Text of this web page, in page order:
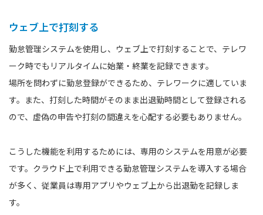
ウェブ上で打刻する
勤怠管理システムを使用し、ウェブ上で打刻することで、テレワ
ーク時でもリアルタイムに始業・終業を記録できます。
場所を問わずに勤怠登録ができるため、テレワークに適していま
す。また、打刻した時間がそのまま出退勤時間として登録される
ので、虚偽の申告や打刻の間違えを心配する必要もありません。
こうした機能を利用するためには、専用のシステムを用意が必要
です。クラウド上で利用できる勤怠管理システムを導入する場合
が多く、従業員は専用アプリやウェブ上から出退勤を記録しま
す。